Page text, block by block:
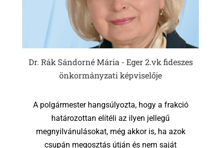
Dr. Rák Sándorné Mária - Eger 2.vk fideszes
önkormányzati képviselője
A polgármester hangsúlyozta, hogy a frakció
határozottan elítéli az ilyen jellegű
megnyilvánulásokat, még akkor is, ha azok
csupán megosztás útján és nem saját